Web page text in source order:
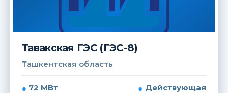
Тавакская ГЭС (ГЭС-8)
Ташкентская область
72 МВт Действующая